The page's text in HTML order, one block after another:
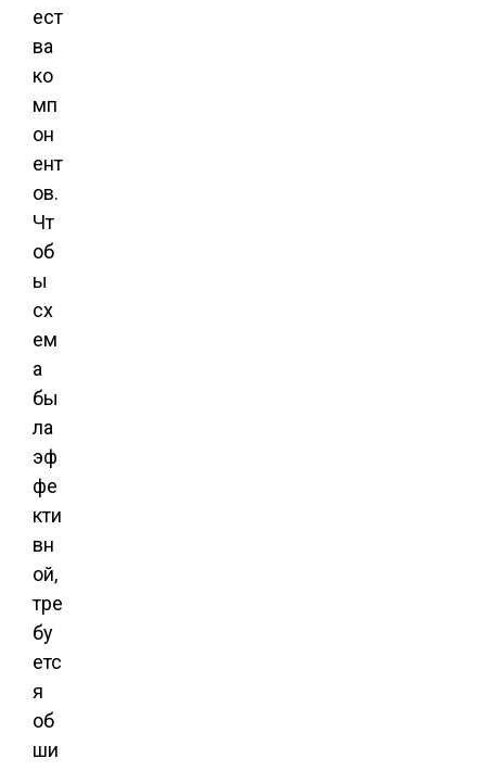
ест
ва
ко
мп
он
ент
ов.
Чт
об
ы
сх
ем
а
бы
ла
эф
фе
кти
вн
ой,
тре
бу
етс
я
об
ши